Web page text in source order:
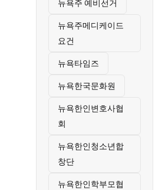
뉴욕주 예비선거
뉴욕주메디케이드
요건
뉴욕타임즈
뉴욕한국문화원
뉴욕한인변호사협
회
뉴욕한인청소년합
창단
뉴욕한인학부모협